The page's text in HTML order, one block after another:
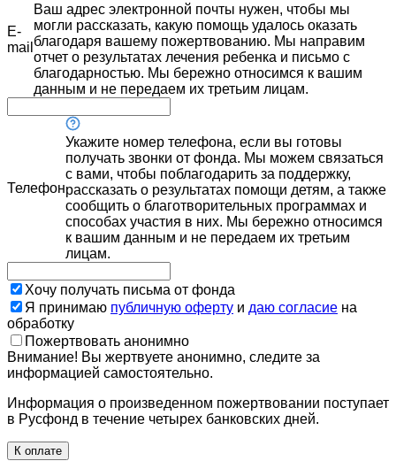
E-
mail
Ваш адрес электронной почты нужен, чтобы мы
могли рассказать, какую помощь удалось оказать
благодаря вашему пожертвованию. Мы направим
отчет о результатах лечения ребенка и письмо с
благодарностью. Мы бережно относимся к вашим
данным и не передаем их третьим лицам.
Телефон
Укажите номер телефона, если вы готовы
получать звонки от фонда. Мы можем связаться
с вами, чтобы поблагодарить за поддержку,
рассказать о результатах помощи детям, а также
сообщить о благотворительных программах и
способах участия в них. Мы бережно относимся
к вашим данным и не передаем их третьим
лицам.
Хочу получать письма от фонда
Я принимаю публичную оферту и даю согласие на
обработку
Пожертвовать анонимно
Внимание! Вы жертвуете анонимно, следите за
информацией самостоятельно.
Информация о произведенном пожертвовании поступает
в Русфонд в течение четырех банковских дней.
К оплате